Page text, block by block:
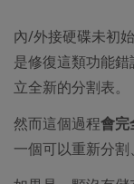
內/外接硬碟未初
是修復這類功能
立全新的分割表。
然而這個過程會完
一個可以重新分割